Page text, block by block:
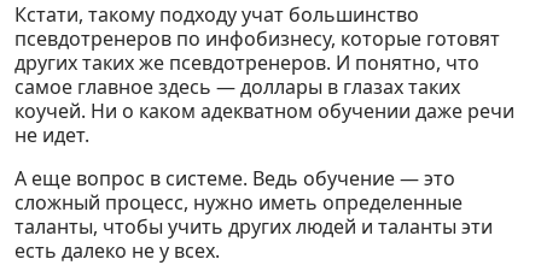
Кстати, такому подходу учат большинство
псевдотренеров по инфобизнесу, которые готовят
других таких же псевдотренеров. И понятно, что
самое главное здесь — доллары в глазах таких
коучей. Ни о каком адекватном обучении даже речи
не идет.
А еще вопрос в системе. Ведь обучение — это
сложный процесс, нужно иметь определенные
таланты, чтобы учить других людей и таланты эти
есть далеко не у всех.